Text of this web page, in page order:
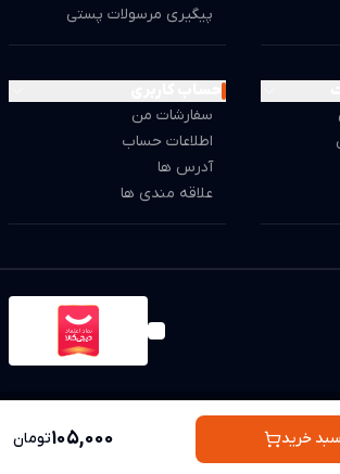
خرید 105,000تومان
پیگیری مرسولات پستی
سفارشات من
اطلاعات حساب
آدرس ها
علاقه مندی ها
فقط برای مقاصد غیر تجاری و با ذکر منبع بلامانع است.
این سایت متعلق به مجد مارکت می باشد.
Binacity
Powered by